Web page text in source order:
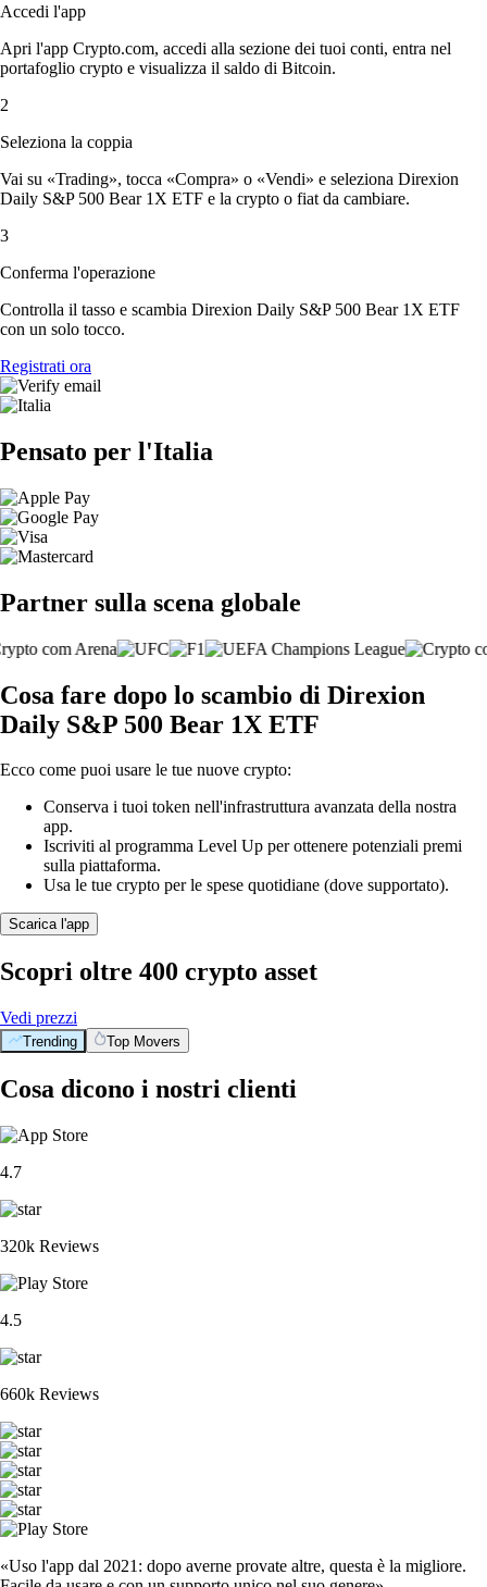
Accedi l'app
Apri l'app Crypto.com, accedi alla sezione dei tuoi conti, entra nel
portafoglio crypto e visualizza il saldo di Bitcoin.
2
Seleziona la coppia
Vai su «Trading», tocca «Compra» o «Vendi» e seleziona Direxion
Daily S&P 500 Bear 1X ETF e la crypto o fiat da cambiare.
3
Conferma l'operazione
Controlla il tasso e scambia Direxion Daily S&P 500 Bear 1X ETF
con un solo tocco.
Registrati ora
Pensato per l'Italia
Partner sulla scena globale
Cosa fare dopo lo scambio di Direxion
Daily S&P 500 Bear 1X ETF
Ecco come puoi usare le tue nuove crypto:
Conserva i tuoi token nell'infrastruttura avanzata della nostra
app.
Iscriviti al programma Level Up per ottenere potenziali premi
sulla piattaforma.
Usa le tue crypto per le spese quotidiane (dove supportato).
Scarica l'app
Scopri oltre 400 crypto asset
Vedi prezzi
Trending Top Movers
Cosa dicono i nostri clienti
4.7
320k Reviews
4.5
660k Reviews
«Uso l'app dal 2021: dopo averne provate altre, questa è la migliore.